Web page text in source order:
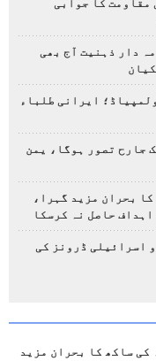
مقاومت کا جوابی
دار ذہنیت آج بھی
ایرانی طلباء
جارح تصور ہوگا، یمن
بحران مزید گہرا،
حاصل نہ کرسکا
اسرائیلی ڈرونز کی
کی ساکھ کا بحران مزید